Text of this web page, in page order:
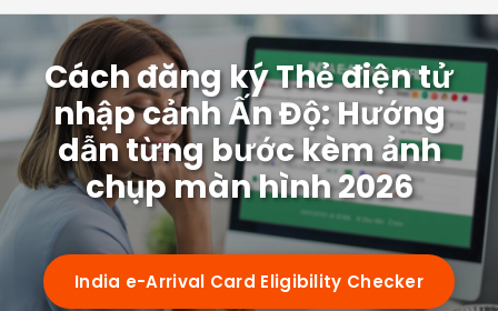
What Is eAC
How to Apply
Step-by-Step with Screenshots
Requirements
Visa Types
Cách đăng ký Thẻ điện tử
nhập cảnh Ấn Độ: Hướng
dẫn từng bước kèm ảnh
chụp màn hình 2026
India e-Arrival Card Eligibility Checker